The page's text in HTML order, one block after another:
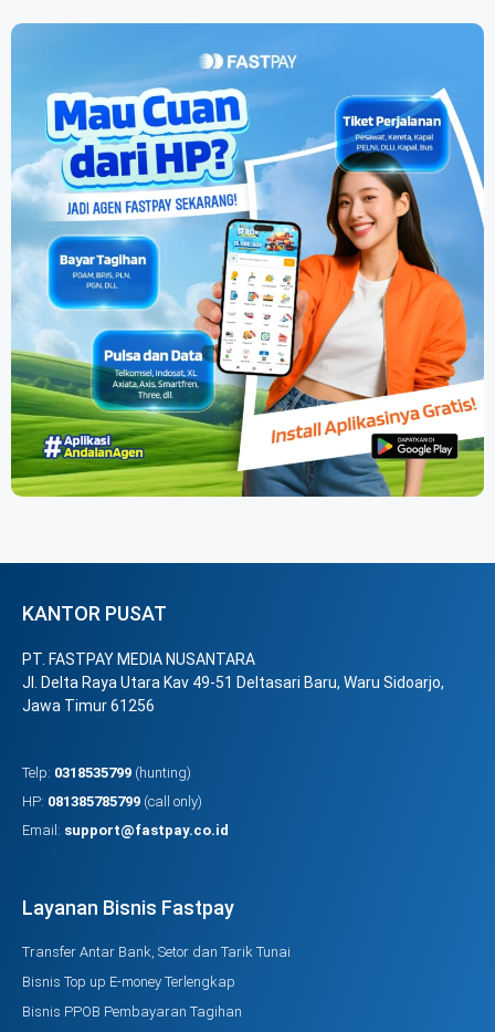
KANTOR PUSAT
PT. FASTPAY MEDIA NUSANTARA
Jl. Delta Raya Utara Kav 49-51 Deltasari Baru, Waru Sidoarjo,
Jawa Timur 61256
Telp: 0318535799 (hunting)
HP: 081385785799 (call only)
Email: support@fastpay.co.id
Layanan Bisnis Fastpay
Transfer Antar Bank, Setor dan Tarik Tunai
Bisnis Top up E-money Terlengkap
Bisnis PPOB Pembayaran Tagihan